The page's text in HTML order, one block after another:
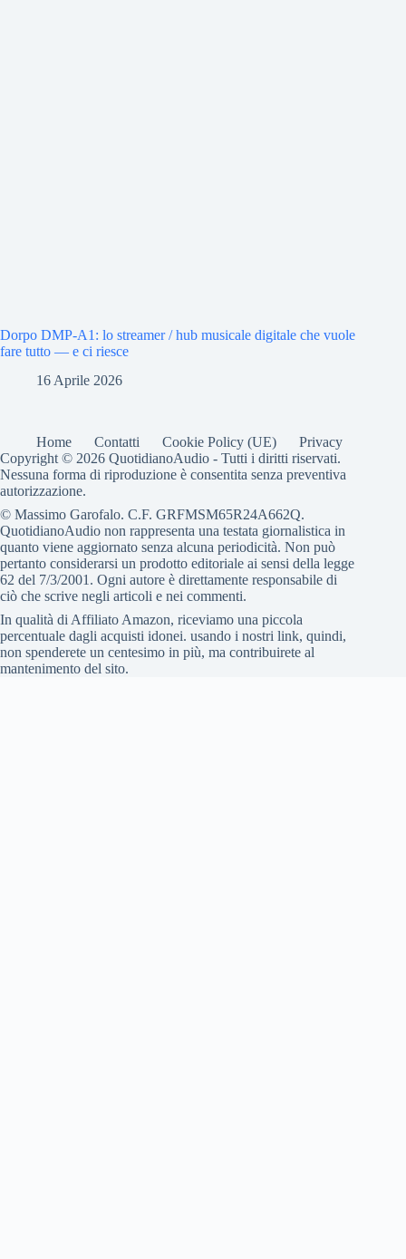
Dorpo DMP-A1: lo streamer / hub musicale digitale che vuole
fare tutto — e ci riesce
16 Aprile 2026
Home Contatti Cookie Policy (UE)
Privacy
Copyright © 2026 QuotidianoAudio - Tutti i diritti riservati.
Nessuna forma di riproduzione è consentita senza preventiva
autorizzazione.
© Massimo Garofalo. C.F. GRFMSM65R24A662Q.
QuotidianoAudio non rappresenta una testata giornalistica in
quanto viene aggiornato senza alcuna periodicità. Non può
pertanto considerarsi un prodotto editoriale ai sensi della legge
62 del 7/3/2001. Ogni autore è direttamente responsabile di
ciò che scrive negli articoli e nei commenti.
In qualità di Affiliato Amazon, riceviamo una piccola
percentuale dagli acquisti idonei. usando i nostri link, quindi,
non spenderete un centesimo in più, ma contribuirete al
mantenimento del sito.